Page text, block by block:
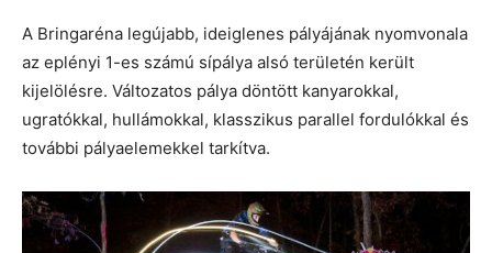
A Bringaréna legújabb, ideiglenes pályájának nyomvonala
az eplényi 1-es számú sípálya alsó területén került
kijelölésre. Változatos pálya döntött kanyarokkal,
ugratókkal, hullámokkal, klasszikus parallel fordulókkal és
további pályaelemekkel tarkítva.